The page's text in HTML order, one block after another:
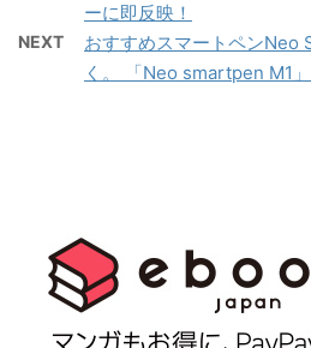
ーに即反映！
NEXT
おすすめスマートペンNeo
く。 「Neo smartpen M1